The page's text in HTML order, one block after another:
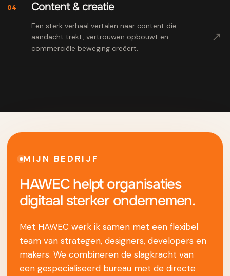
04 Content & creatie
Een sterk verhaal vertalen naar content die
aandacht trekt, vertrouwen opbouwt en
commerciële beweging creëert.
↗
MIJN BEDRIJF
HAWEC helpt organisaties
digitaal sterker ondernemen.
Met HAWEC werk ik samen met een flexibel
team van strategen, designers, developers en
makers. We combineren de slagkracht van
een gespecialiseerd bureau met de directe